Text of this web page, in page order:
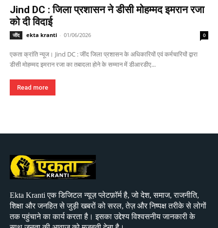
Jind DC : जिला प्रशासन ने डीसी मोहम्मद इमरान रजा
को दी विदाई
जींद ekta kranti - 01/06/2026 0
एकता क्रांति न्यूज। Jind DC : जींद जिला प्रशासन के अधिकारियों एवं कर्मचारियों द्वारा
डीसी मोहम्मद इमरान रजा का तबादला होने के सम्मान में डीआरडीए...
Read more
Ekta Kranti एक डिजिटल न्यूज़ प्लेटफ़ॉर्म है, जो देश, समाज, राजनीति,
शिक्षा और जनहित से जुड़ी खबरों को सरल, तेज़ और निष्पक्ष तरीके से लोगों
तक पहुंचाने का कार्य करता है। इसका उद्देश्य विश्वसनीय जानकारी के